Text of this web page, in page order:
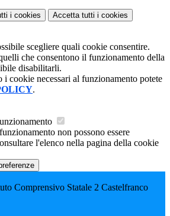
i cookies Accetta tutti i cookies
scegliere quali cookie consentire.
che consentono il funzionamento della
disabilitarli.
i cookie necessari al funzionamento potete
.
non possono essere
l'elenco nella pagina della cookie
Comprensivo Statale 2 Castelfranco